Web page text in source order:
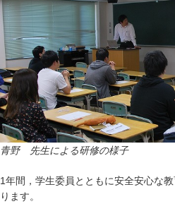
青野 先生による研修の様子
1年間，学生委員とともに安全安心な
ります。